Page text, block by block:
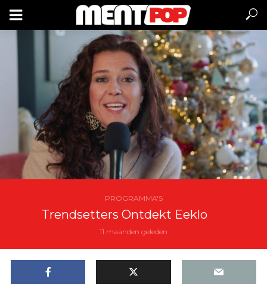
PROGRAMMA'S
Trendsetters Ontdekt Eeklo
11 maanden geleden